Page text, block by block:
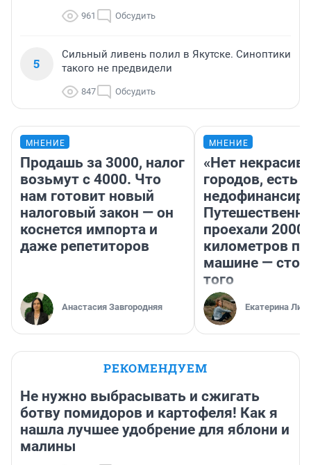
961 Обсудить
5
Сильный ливень полил в Якутске. Синоптики
такого не предвидели
847 Обсудить
МНЕНИЕ
Продашь за 3000, налог
возьмут с 4000. Что
нам готовит новый
налоговый закон — он
коснется импорта и
даже репетиторов
Анастасия Завгородняя
МНЕНИЕ
«Нет
городов, есть
проехали 2000
километров по
машине —
того
Екатерина
РЕКОМЕНДУЕМ
Не нужно выбрасывать и сжигать
ботву помидоров и картофеля! Как я
нашла лучшее удобрение для яблони и
малины